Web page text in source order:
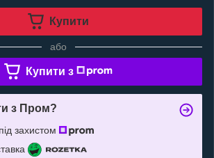
Купити
або
Купити з
з Пром?
захистом